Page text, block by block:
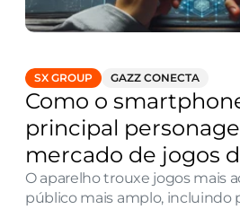
SX GROUP GAZZ CONECTA
Como o
principal
mercado de jogos
O aparelho trouxe jogos mais
público mais amplo, incluindo